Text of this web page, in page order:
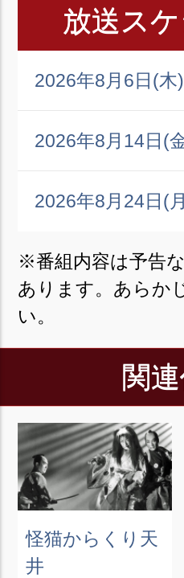
放送ス
2026年8月6日(木)
2026年8月14日(
2026年8月24日(
※番組内容は予告
あります。あらか
い。
関
怪猫からくり天
井